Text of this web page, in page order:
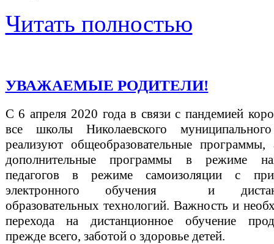
Читать полностью
УВАЖАЕМЫЕ РОДИТЕЛИ!
С 6 апреля 2020 года в связи с пандемией
все школы Николаевского
реализуют общеобразовательные
дополнительные программы в режиме
педагогов в режиме самоизоляции с
электронного обучения и
образовательных технологий. Важность и
перехода на дистанционное обучение
прежде всего, заботой о здоровье детей.